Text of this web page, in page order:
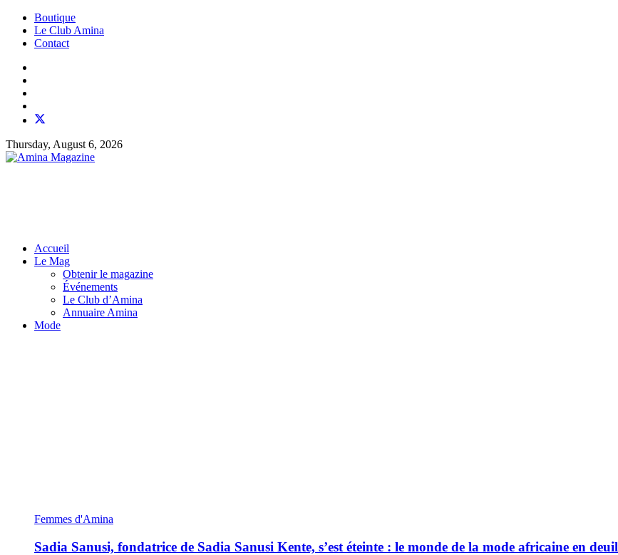
Boutique
Le Club Amina
Contact
Thursday, August 6, 2026
Accueil
Le Mag
Obtenir le magazine
Événements
Le Club d’Amina
Annuaire Amina
Mode
Femmes d'Amina
Sadia Sanusi, fondatrice de Sadia Sanusi Kente, s’est éteinte : le monde de la mode africaine en deuil